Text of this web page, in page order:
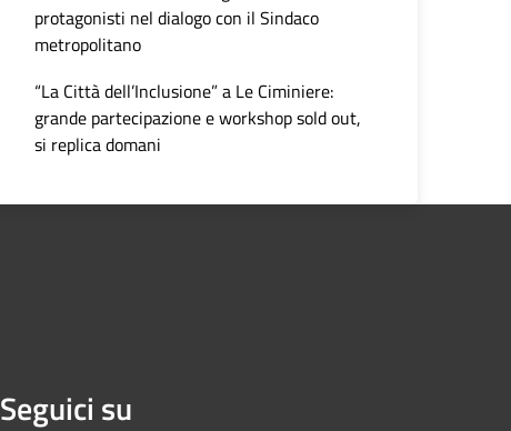
protagonisti nel dialogo con il Sindaco
metropolitano
“La Città dell’Inclusione” a Le Ciminiere:
grande partecipazione e workshop sold out,
si replica domani
Seguici su